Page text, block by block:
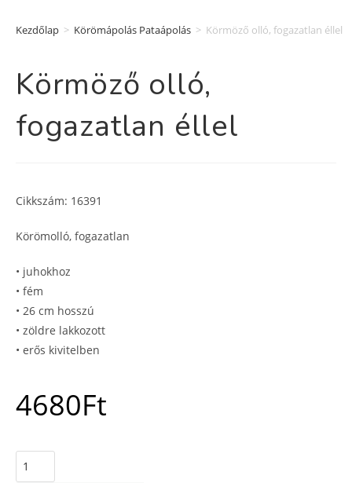
Kezdőlap > Körömápolás Pataápolás > Körmöző olló, fogazatlan éllel
Körmöző olló,
fogazatlan éllel
Cikkszám: 16391
Körömolló, fogazatlan
• juhokhoz
• fém
• 26 cm hosszú
• zöldre lakkozott
• erős kivitelben
4680Ft